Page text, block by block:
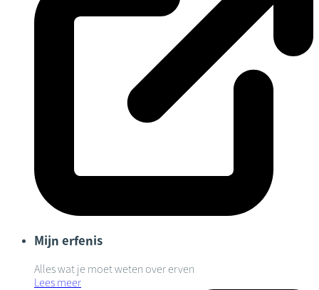
Mijn erfenis
Alles wat je moet weten over erven
Lees meer